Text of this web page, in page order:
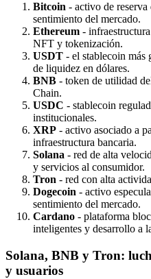
Bitcoin - activo de
sentimiento del mercado.
Ethereum -
NFT y tokenización.
USDT - el stablecoin más
de liquidez en dólares.
BNB - token de utilidad
Chain.
USDC - stablecoin
institucionales.
XRP - activo asociado a
infraestructura bancaria.
Solana - red de alta
y servicios al consumidor.
Tron - red con alta
Dogecoin - activo
sentimiento del mercado.
Cardano - plataforma
inteligentes y desarrollo a
Solana, BNB y Tron:
y usuarios